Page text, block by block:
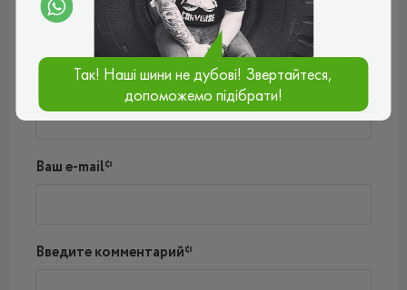
Пока нет комментариев
Написать комментарий
Ваш e-mail*
Введите комментарий*
Так! Наші шини не дубові! Звертайтеся,
допоможемо підібрати!